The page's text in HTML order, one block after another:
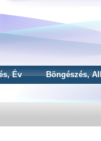
Év
Böngészés,